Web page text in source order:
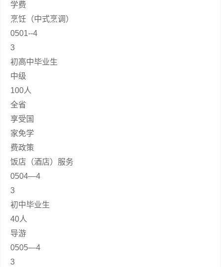
学费
烹饪（中式烹调）
0501--4
3
初高中毕业生
中级
100人
全省
享受国
家免学
费政策
饭店（酒店）服务
0504—4
3
初中毕业生
40人
导游
0505—4
3